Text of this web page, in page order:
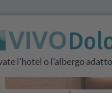
l'hotel o l'albergo